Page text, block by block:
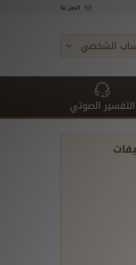
اتصل بنا
الشخصي
التفسير الصوتي